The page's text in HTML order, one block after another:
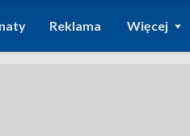
Reklama Więcej